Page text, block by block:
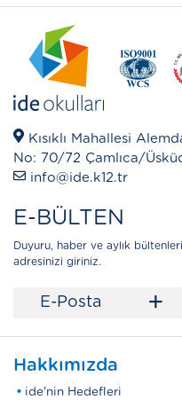
Kısıklı Mahallesi
No: 70/72 Çamlıca/
info@ide.k12.tr
E-BÜLTEN
Duyuru, haber ve aylık
adresinizi giriniz.
E-Posta +
Hakkımızda
ide'nin Hedefleri